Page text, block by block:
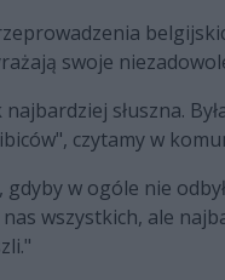
swoje
słuszna.
czytamy w
w ogóle nie
wszystkich, ale